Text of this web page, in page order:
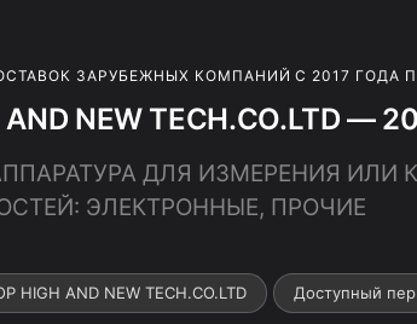
ЗАРУБЕЖНЫХ КОМПАНИЙ С 2017 ГОДА
AND NEW TECH.CO.LTD —
ДЛЯ ИЗМЕРЕНИЯ
ЭЛЕКТРОННЫЕ, ПРОЧИЕ
HIGH AND NEW TECH.CO.LTD Доступный